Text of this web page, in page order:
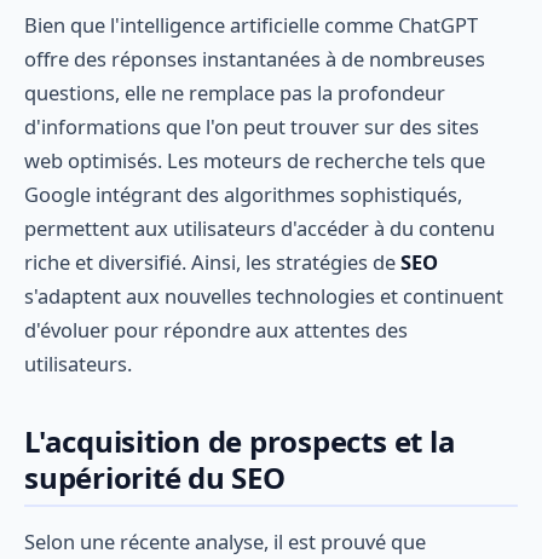
Bien que l'intelligence artificielle comme ChatGPT
offre des réponses instantanées à de nombreuses
questions, elle ne remplace pas la profondeur
d'informations que l'on peut trouver sur des sites
web optimisés. Les moteurs de recherche tels que
Google intégrant des algorithmes sophistiqués,
permettent aux utilisateurs d'accéder à du contenu
riche et diversifié. Ainsi, les stratégies deSEO
s'adaptent aux nouvelles technologies et continuent
d'évoluer pour répondre aux attentes des
utilisateurs.
L'acquisition de prospects et la
supériorité du SEO
Selon une récente analyse, il est prouvé que